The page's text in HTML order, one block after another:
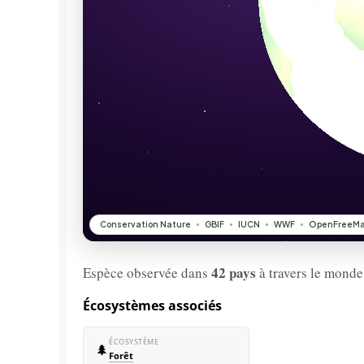
Espèce observée dans 42 pays à travers le
Écosystèmes associés
🌲 ÉCOSYSTÈME
Forêt